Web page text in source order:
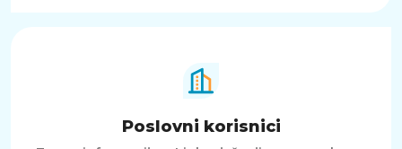
Poslovni korisnici